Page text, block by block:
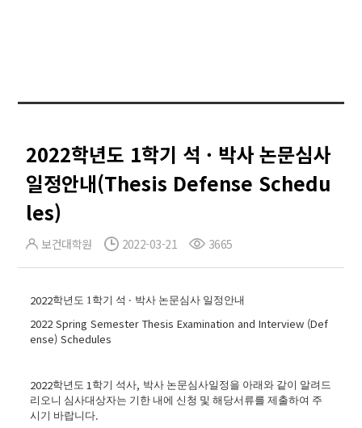
2022학년도 1학기 석 · 박사 논문심사
일정안내(Thesis Defense Schedu
les)
보건대학원 2022-03-21 3665
2022학년도 1학기 석 · 박사 논문심사 일정안내
2022 SpringSemester Thesis Examination and Interview (Def
ense) Schedules
2022학년도 1학기 석사, 박사 논문심사일정을 아래와 같이 알려드
리오니 심사대상자는 기한 내에 신청 및 해당서류를 제출하여 주
시기 바랍니다.